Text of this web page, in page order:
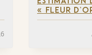
ESTIMATION
« FLEUR